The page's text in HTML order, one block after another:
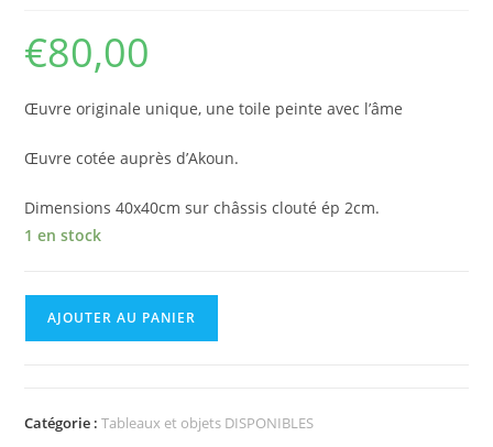
€80,00
Œuvre originale unique, une toile peinte avec l’âme
Œuvre cotée auprès d’Akoun.
Dimensions 40x40cm sur châssis clouté ép 2cm.
1 en stock
AJOUTER AU PANIER
Catégorie :Tableaux et objets DISPONIBLES